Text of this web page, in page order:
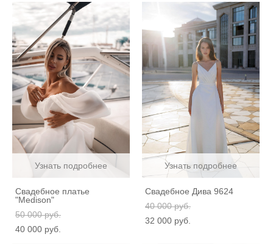
Узнать подробнее
Свадебное платье
"Medison"
50 000 pуб.
40 000 pуб.
Узнать подробнее
Свадебное Дива 9624
40 000 pуб.
32 000 pуб.